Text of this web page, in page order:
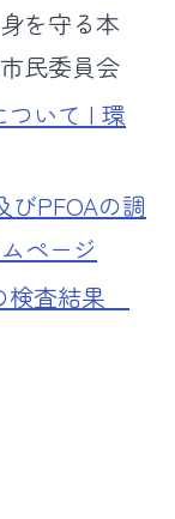
を守る本
民委員会
ついて | 環
びPFOAの調
ページ
検査結果